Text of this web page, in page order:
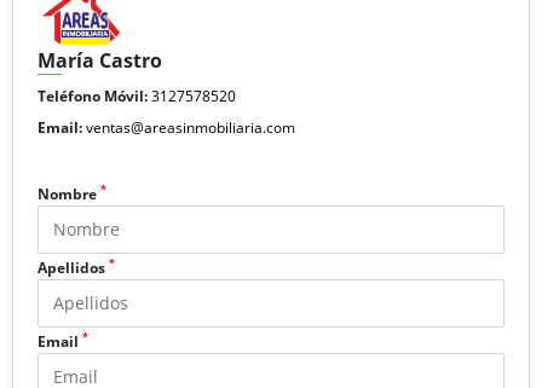
María Castro
Teléfono Móvil:3127578520
Email:ventas@areasinmobiliaria.com
Nombre *
Apellidos *
Email *